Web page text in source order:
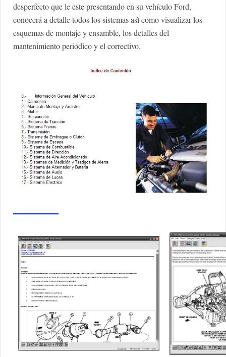
desperfecto que le este presentandoen su vehículo Ford,
conocerá a detalle todos los sistemas asì como visualizar los
esquemas de montaje y ensamble, los detalles del
mantenimiento periódico y el correctivo.